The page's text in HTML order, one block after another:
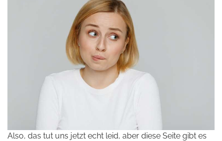
Also, das tut uns jetzt echt leid, aber diese Seite gibt es